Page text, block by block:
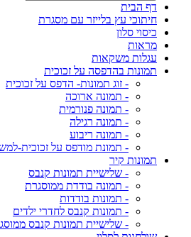
דף הבית
חיתוכי עץ בלייזר עם מסגרת
כיסוי סלון
מראות
עגלות משקאות
תמונות בהדפסה על זכוכית
- זוג תמונות- הדפס על זכוכית
- תמונה ארוכה
- תמונה פנורמית
- תמונה רגילה
- תמונה ריבוע
- תמונת מודפס על זכוכית-
תמונות קיר
- שלישיית תמונות קנבס
- תמונה בודדת ממוסגרת
- תמונות בודדות
- תמונות קנבס לחדרי ילדים
- שלישיית תמונות קנבס